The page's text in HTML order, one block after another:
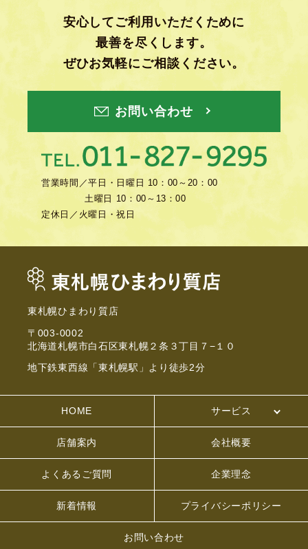
安心してご利用いただくために
最善を尽くします。
ぜひお気軽にご相談ください。
お問い合わせ
営業時間／平日・日曜日 10：00～20：00
土曜日 10：00～13：00
定休日／ 火曜日・祝日
東札幌ひまわり質店
〒003-0002
北海道札幌市白石区東札幌２条３丁目７−１０
地下鉄東西線「東札幌駅」より徒歩2分
HOME サービス
店舗案内 会社概要
よくあるご質問 企業理念
新着情報 プライバシーポリシー
お問い合わせ